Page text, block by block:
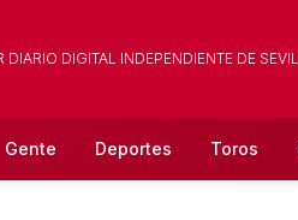
DIARIO DIGITAL INDEPENDIENTE DE
Gente Deportes Toros